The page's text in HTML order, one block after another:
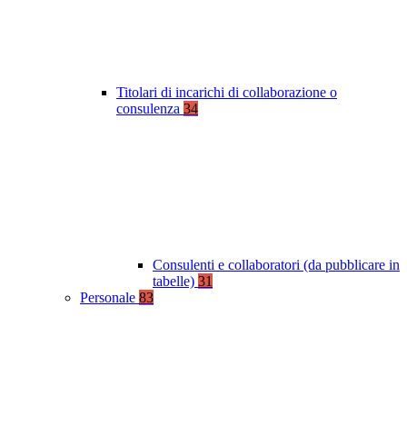
Titolari di incarichi di collaborazione o
consulenza 34
Consulenti e collaboratori (da pubblicare in
tabelle) 31
Personale 83